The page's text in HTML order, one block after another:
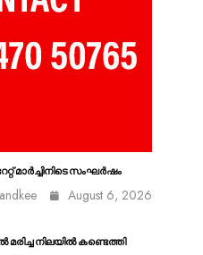
മാർച്ചിനിടെ സംഘർഷം
August 6, 2026
മരിച്ച നിലയിൽ കണ്ടെത്തി